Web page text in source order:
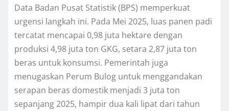
Data Badan Pusat Statistik (BPS) memperkuat
urgensi langkah ini. Pada Mei 2025, luas panen padi
tercatat mencapai 0,98 juta hektare dengan
produksi 4,98 juta ton GKG, setara 2,87 juta ton
beras untuk konsumsi. Pemerintah juga
menugaskan Perum Bulog untuk menggandakan
serapan beras domestik menjadi 3 juta ton
sepanjang 2025, hampir dua kali lipat dari tahun